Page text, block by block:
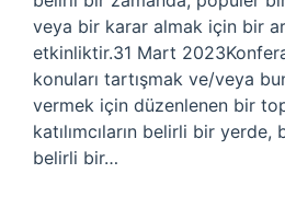
veya bir karar almak için bir
etkinliktir.31 Mart
konuları tartışmak ve/veya
vermek için düzenlenen bir
katılımcıların belirli bir
belirli bir…